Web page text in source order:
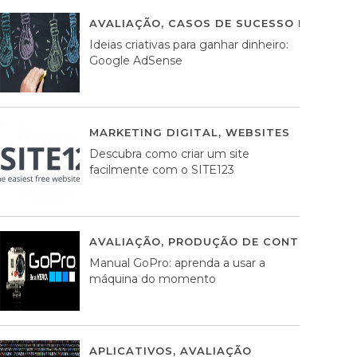
AVALIAÇÃO, CASOS DE SUCESSO DE
Ideias criativas para ganhar dinheiro:
Google AdSense
MARKETING DIGITAL, WEBSITES
Descubra como criar um site
facilmente com o SITE123
AVALIAÇÃO, PRODUÇÃO DE CONTEÚDOS
Manual GoPro: aprenda a usar a
máquina do momento
APLICATIVOS, AVALIAÇÃO